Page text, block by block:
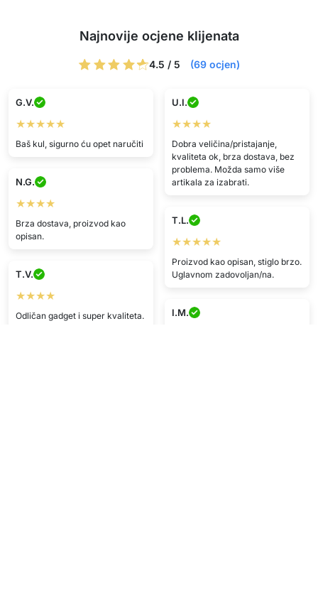
Najnovije ocjene klijenata
4.5 / 5 (69 ocjen)
G.V.
★★★★★
Baš kul, sigurno ću opet naručiti
U.I.
★★★★
Dobra veličina/pristajanje,
kvaliteta ok, brza dostava, bez
problema. Možda samo više
artikala za izabrati.
N.G.
★★★★
Brza dostava, proizvod kao
opisan.
T.L.
★★★★★
Proizvod kao opisan, stiglo brzo.
Uglavnom zadovoljan/na.
T.V.
★★★★
Odličan gadget i super kvaliteta.
I.M.